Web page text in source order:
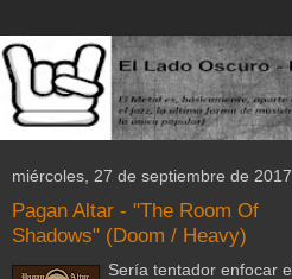
miércoles, 27 de septiembre de 2017
Pagan Altar - "The Room Of
Shadows" (Doom / Heavy)
Sería tentador enfocar